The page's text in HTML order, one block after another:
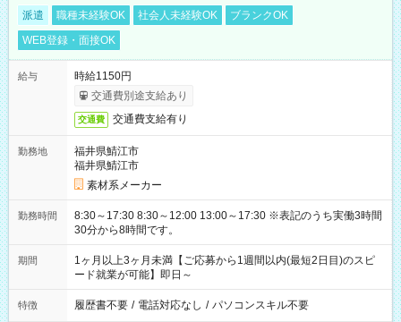
派遣 職種未経験OK 社会人未経験OK
ブランクOK
WEB登録・面接OK
給与
時給1150円
交通費別途支給あり
交通費 交通費支給有り
勤務地
福井県鯖江市
福井県鯖江市
素材系メーカー
勤務時間
8:30～17:30 8:30～12:00 13:00～17:30 ※表記のうち実働3時間
30分から8時間です。
期間
1ヶ月以上3ヶ月未満【ご応募から1週間以内(最短2日目)のスピ
ード就業が可能】即日～
特徴 履歴書不要 / 電話対応なし / パソコンスキル不要